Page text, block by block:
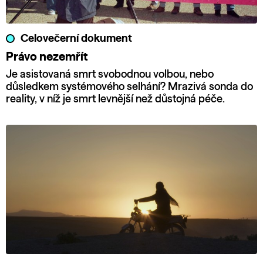
Celovečerní dokument
Právo nezemřít
Je asistovaná smrt svobodnou volbou, nebo
důsledkem systémového selhání? Mrazivá sonda do
reality, v níž je smrt levnější než důstojná péče.